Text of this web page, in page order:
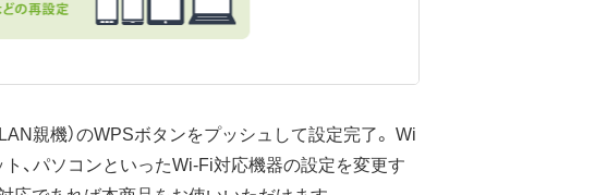
親機）のWPSボタンをプッシュして設定完了。 Wi
、パソコンといったWi-Fi対応機器の設定を変更す